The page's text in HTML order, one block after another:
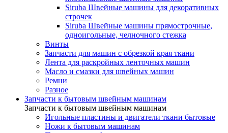
Siruba Швейные машины для декоративных
строчек
Siruba Швейные машины прямострочные,
одноигольные, челночного стежка
Винты
Запчасти для машин с обрезкой края ткани
Лента для раскройных ленточных машин
Масло и смазки для швейных машин
Ремни
Разное
Запчасти к бытовым швейным машинам
Запчасти к бытовым швейным машинам
Игольные пластины и двигатели ткани бытовые
Ножи к бытовым машинам